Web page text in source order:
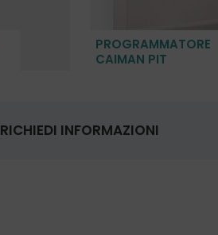
PROGRAMMATORE
CAIMAN PIT
RICHIEDI INFORMAZIONI